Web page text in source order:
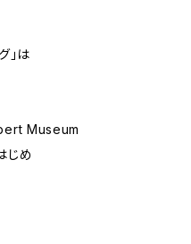
」は
Museum
じめ